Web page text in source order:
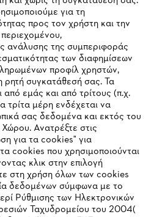
για τη
προς τον χρήστη και την
ανάλυσης της συμπεριφοράς
των διαφημίσεων
προφίλ χρηστών,
ρητή συγκατάθεσή σας. Τα
εμάς και από τρίτους (π.χ.
τρίτα μέρη ενδέχεται να
σας δεδομένα και εκτός του
Ανατρέξτε στις
για τα cookies" για
cookies που χρησιμοποιούνται
κλικ στην επιλογή
στη χρήση όλων των cookies
δεδομένων σύμφωνα με το
Ρύθμισης των Ηλεκτρονικών
Ταχυδρομείου του 2004(